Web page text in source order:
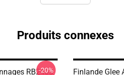
Produits connexes
RB2403
-20% Finlande Glee